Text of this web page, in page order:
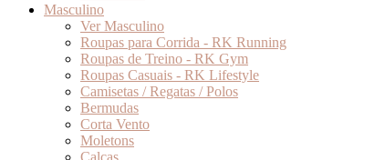
Masculino
Ver Masculino
Roupas para Corrida - RK Running
Roupas de Treino - RK Gym
Roupas Casuais - RK Lifestyle
Camisetas / Regatas / Polos
Bermudas
Corta Vento
Moletons
Calças